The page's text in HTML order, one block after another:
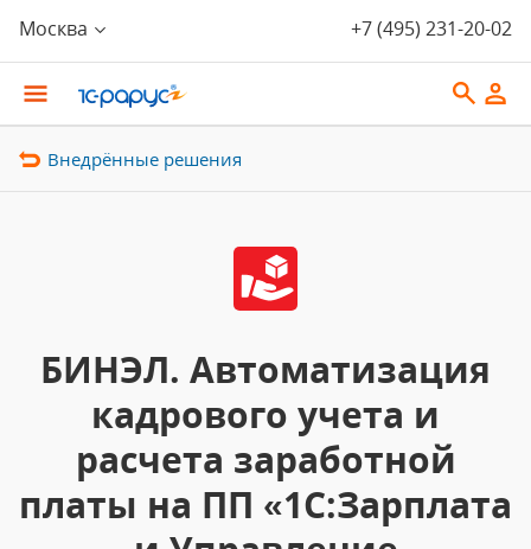
Москва +7 (495) 231-20-02
Внедрённые решения
БИНЭЛ. Автоматизация
кадрового учета и
расчета заработной
платы на ПП «1С:Зарплата